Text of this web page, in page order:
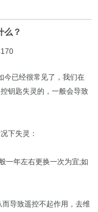
么？
已经很常见了，我们在
钥匙失灵的，一般会导致
下失灵：
一年左右更换一次为宜;如
导致遥控不起作用，去维